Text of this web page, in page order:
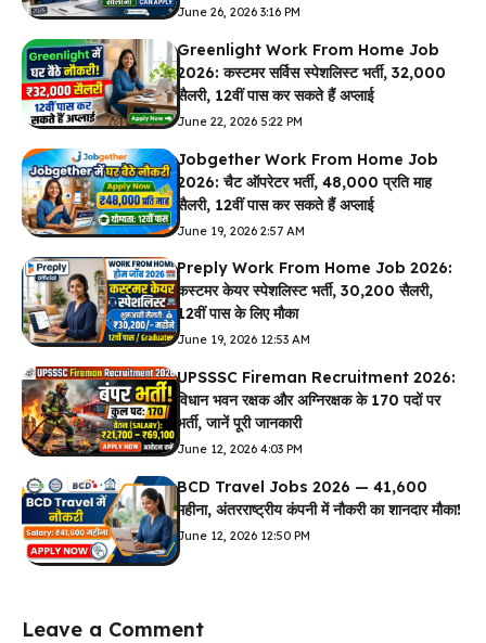
June 26, 2026 3:16 PM
Greenlight Work From Home Job
2026: कस्टमर सर्विस स्पेशलिस्ट भर्ती, ₹32,000
सैलरी, 12वीं पास कर सकते हैं अप्लाई
June 22, 2026 5:22 PM
Jobgether Work From Home Job
2026: चैट ऑपरेटर भर्ती, ₹48,000 प्रति माह
सैलरी, 12वीं पास कर सकते हैं अप्लाई
June 19, 2026 2:57 AM
Preply Work From Home Job 2026:
कस्टमर केयर स्पेशलिस्ट भर्ती, ₹30,200 सैलरी,
12वीं पास के लिए मौका
June 19, 2026 12:53 AM
UPSSSC Fireman Recruitment 2026:
विधान भवन रक्षक और अग्निरक्षक के 170 पदों पर
भर्ती, जानें पूरी जानकारी
June 12, 2026 4:03 PM
BCD Travel Jobs 2026 — ₹41,600
महीना, अंतरराष्ट्रीय कंपनी में नौकरी का शानदार मौका!
June 12, 2026 12:50 PM
Leave a Comment